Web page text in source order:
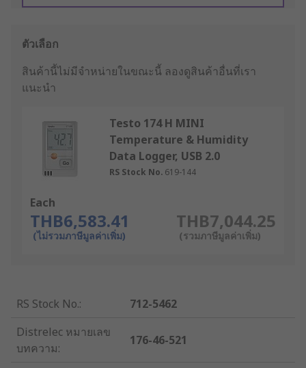
ตัวเลือก
สินค้านี้ไม่มีจำหน่ายในขณะนี้ ลองดูสินค้าอื่นที่เรา
แนะนำ
Testo 174 H MINI
Temperature & Humidity
Data Logger, USB 2.0
RS Stock No. 619-144
Each
THB6,583.41
(ไม่รวมภาษีมูลค่าเพิ่ม)
THB7,044.25
(รวมภาษีมูลค่าเพิ่ม)
RS Stock No.:
712-5462
Distrelec หมายเลข
บทความ:
176-46-521